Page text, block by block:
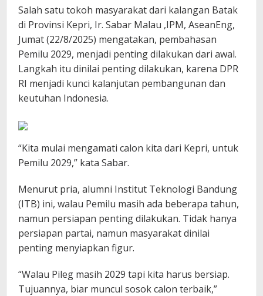
Salah satu tokoh masyarakat dari kalangan Batak
di Provinsi Kepri, Ir. Sabar Malau ,IPM, AseanEng,
Jumat (22/8/2025) mengatakan, pembahasan
Pemilu 2029, menjadi penting dilakukan dari awal.
Langkah itu dinilai penting dilakukan, karena DPR
RI menjadi kunci kalanjutan pembangunan dan
keutuhan Indonesia.
“Kita mulai mengamati calon kita dari Kepri, untuk
Pemilu 2029,” kata Sabar.
Menurut pria, alumni Institut Teknologi Bandung
(ITB) ini, walau Pemilu masih ada beberapa tahun,
namun persiapan penting dilakukan. Tidak hanya
persiapan partai, namun masyarakat dinilai
penting menyiapkan figur.
“Walau Pileg masih 2029 tapi kita harus bersiap.
Tujuannya, biar muncul sosok calon terbaik,”